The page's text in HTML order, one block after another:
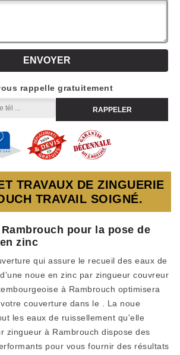
rappelle gratuitement
TRAVAUX DE ZINGUERIE
TRAVAIL SOIGNÉ.
pour la pose de
zinc
qui assure le recueil des eaux de
noue en zinc par zingueur couvreur
à Rambrouch optimisera
votre couverture dans le . La noue
les eaux de ruissellement qu'elle
zingueur à Rambrouch dispose des
pour vous fournir des résultats